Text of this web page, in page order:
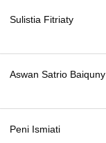
Sulistia Fitriaty
Aswan Satrio Baiquny
Peni Ismiati